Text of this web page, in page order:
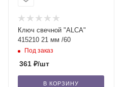
Ключ свечной "ALCA"
415210 21 мм /60
Под заказ
361 ₽/шт
В КОРЗИНУ